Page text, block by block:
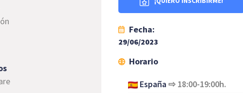
Fecha:
29/06/2023
Horario
España⇨ 18:00-19:00h.